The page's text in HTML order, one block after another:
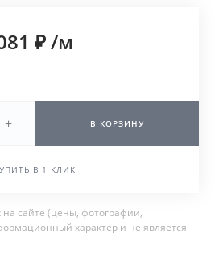
₽/м
+ В КОРЗИНУ
В 1 КЛИК
сайте (цены, фотографии,
характер и не является